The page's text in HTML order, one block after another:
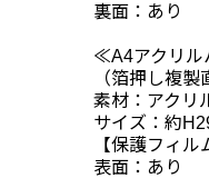
裏面：あり
≪A4アクリ
（箔押し複製
素材：アクリ
サイズ：約
【保護フィル
表面：あり